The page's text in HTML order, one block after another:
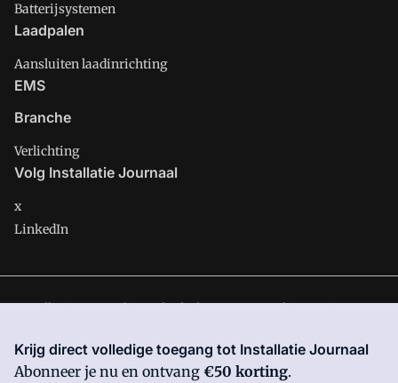
Batterijsystemen
Laadpalen
Aansluiten laadinrichting
EMS
Branche
Verlichting
Volg Installatie Journaal
x
LinkedIn
Installatie Journaal is onderdeel van VMN media. Lees inons
site zijn de volgende regelingen van toepassing:Algemene
VoorwaardenenPrivacy en Cookie beleid|Privacy instellingen
Krijg direct volledige toegang tot Installatie Journaal
Abonneer je nu en ontvang €50 korting.